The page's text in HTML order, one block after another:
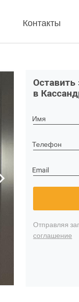
Контакты
Оставить
в
Имя
Телефон
Email
Отправляя
соглашение